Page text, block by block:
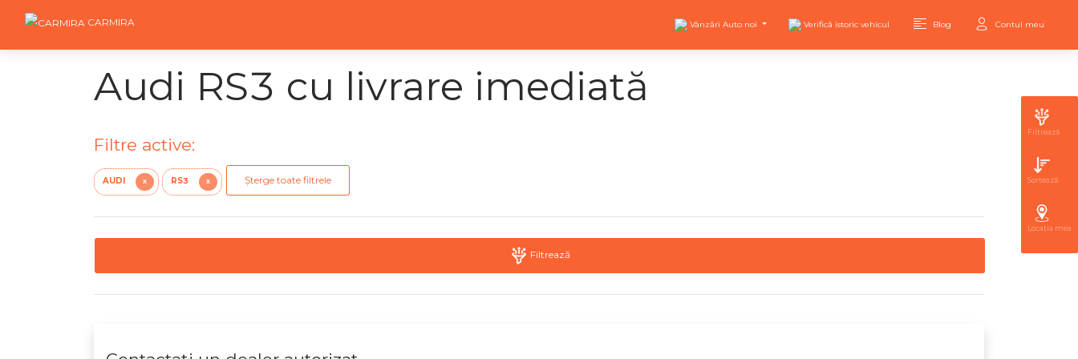
CARMIRA Vânzări Auto noi Verifică istoric vehicul Blog Contul meu
Audi RS3 cu livrare imediată
Filtre active:
AUDI X RS3 X Șterge toate filtrele
Filtrează
Filtrează
Sortează
Locația mea